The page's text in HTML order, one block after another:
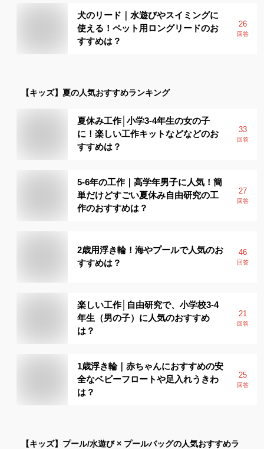
犬のリード｜水遊びやスイミングに
使える！ペット用ロングリードのお
すすめは？
26
回答
【キッズ】 夏の人気おすすめランキング
夏休み工作│小学3-4年生の女の子
に！楽しい工作キットなどなどのお
すすめは？
33
回答
5-6年の工作｜高学年男子に人気！簡
単だけどすごい夏休み自由研究の工
作のおすすめは？
27
回答
2歳用浮き輪！海やプールで人気のお
すすめは？
46
回答
楽しい工作│自由研究で、小学校3-4
年生（男の子）に人気のおすすめ
は？
21
回答
1歳浮き輪｜赤ちゃんにおすすめの安
全なベビーフロートや足入れうきわ
は？
25
回答
【キッズ】 プール/水遊び × プールバッグの人気おすすめラ